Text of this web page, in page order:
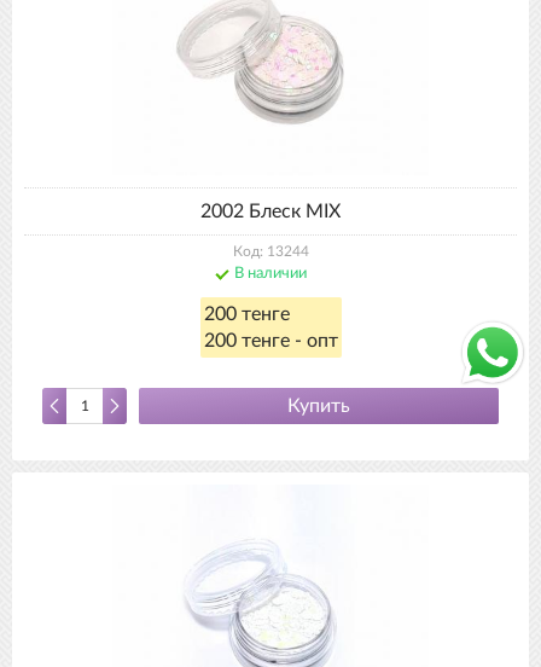
2002 Блеск MIX
Код: 13244
В наличии
200 тенге
200 тенге - опт
Купить